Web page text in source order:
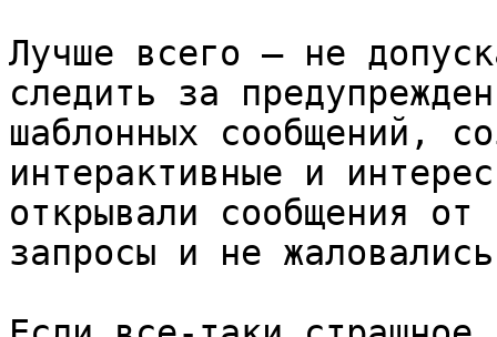
Лучше всего — не
следить за
шаблонных сообщений,
интерактивные и
открывали сообщения
запросы и не